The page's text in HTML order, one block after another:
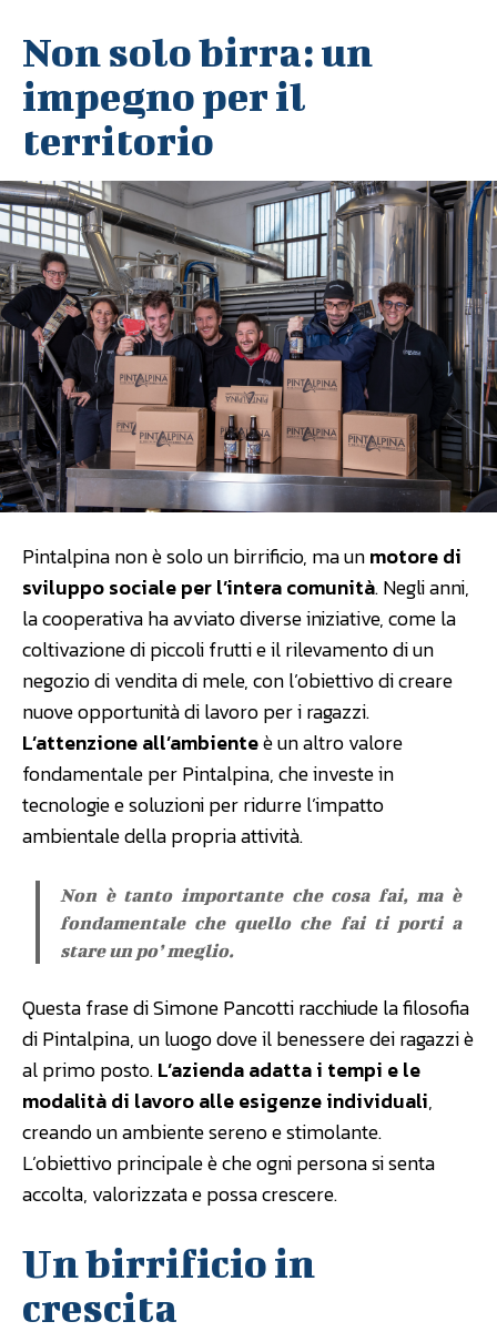
Non solo birra: un
impegno per il
territorio
Pintalpina non è solo un birrificio, ma unmotore di
sviluppo sociale per l’intera comunità. Negli anni,
la cooperativa ha avviato diverse iniziative, come la
coltivazione di piccoli frutti e il rilevamento di un
negozio di vendita di mele, con l’obiettivo di creare
nuove opportunità di lavoro per i ragazzi.
L’attenzione all’ambienteè un altro valore
fondamentale per Pintalpina, che investe in
tecnologie e soluzioni per ridurre l’impatto
ambientale della propria attività.
Non è tanto importante che cosa fai, ma è
fondamentale che quello che fai ti porti a
stare un po’ meglio.
Questa frase di Simone Pancotti racchiude la filosofia
di Pintalpina, un luogo dove il benessere dei ragazzi è
al primo posto.L’azienda adatta i tempi e le
modalità di lavoro alle esigenze individuali,
creando un ambiente sereno e stimolante.
L’obiettivo principale è che ogni persona si senta
accolta, valorizzata e possa crescere.
Un birrificio in
crescita